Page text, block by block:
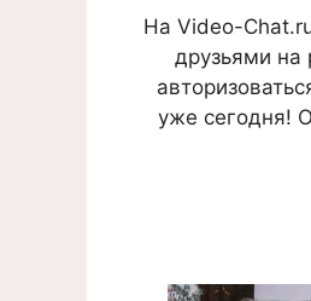
На Video-
друзьями на
уже сегодня!